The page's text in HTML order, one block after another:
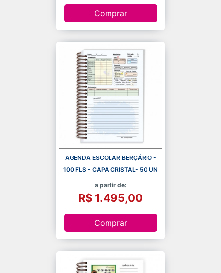
Comprar
AGENDA ESCOLAR BERÇÁRIO -
100 FLS - CAPA CRISTAL- 50 UN
a partir de:
R$ 1.495,00
Comprar